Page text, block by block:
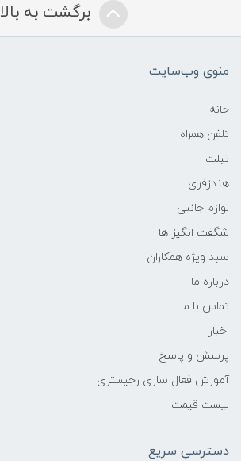
برگشت به بالا
منوی وب‌سایت
خانه
تلفن همراه
تبلت
هندزفری
لوازم جانبی
شگفت انگیز ها
سبد ویژه همکاران
درباره ما
تماس با ما
اخبار
پرسش و پاسخ
آموزش فعال سازی رجیستری
لیست قیمت
دسترسی سریع